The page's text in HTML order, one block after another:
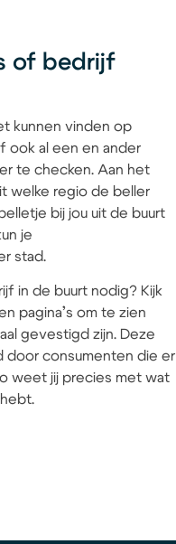
of bedrijf
kunnen vinden op
ook al een en ander
te checken. Aan het
welke regio de beller
bij jou uit de buurt
je
stad.
in de buurt nodig? Kijk
pagina’s om te zien
gevestigd zijn. Deze
door consumenten die er
weet jij precies met wat